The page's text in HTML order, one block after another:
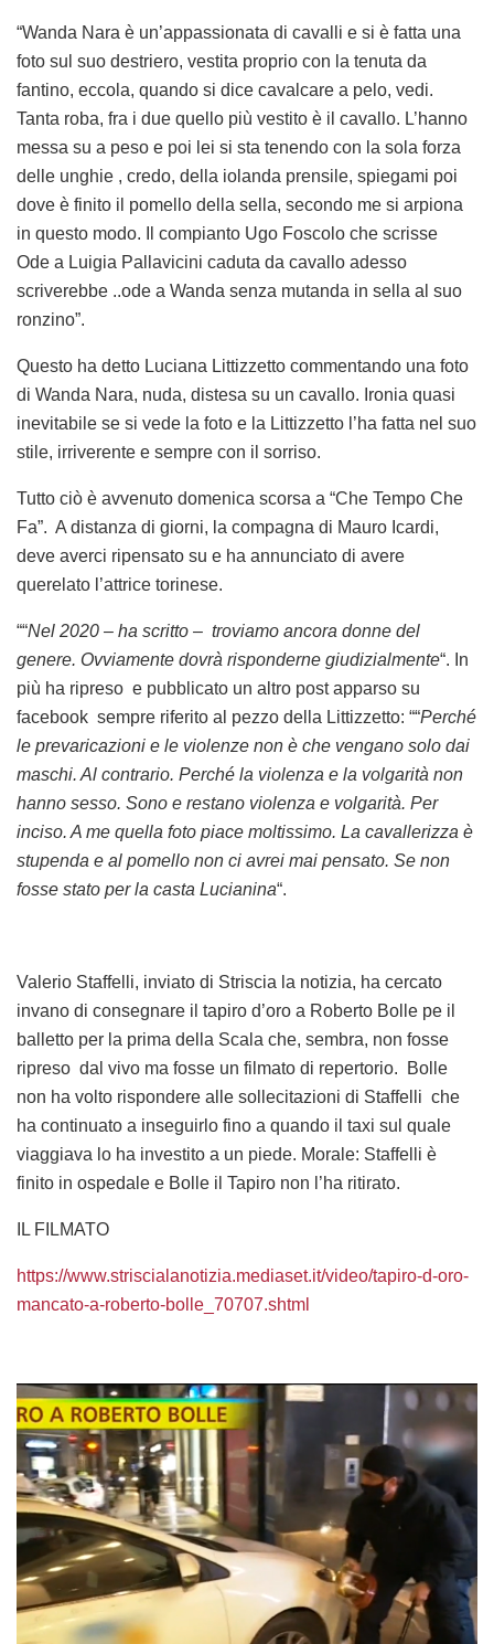
“Wanda Nara è un’appassionata di cavalli e si è fatta una
foto sul suo destriero, vestita proprio con la tenuta da
fantino, eccola, quando si dice cavalcare a pelo, vedi.
Tanta roba, fra i due quello più vestito è il cavallo. L’hanno
messa su a peso e poi lei si sta tenendo con la sola forza
delle unghie , credo, della iolanda prensile, spiegami poi
dove è finito il pomello della sella, secondo me si arpiona
in questo modo. Il compianto Ugo Foscolo che scrisse
Ode a Luigia Pallavicini caduta da cavallo adesso
scriverebbe ..ode a Wanda senza mutanda in sella al suo
ronzino”.
Questo ha detto Luciana Littizzetto commentando una foto
di Wanda Nara, nuda, distesa su un cavallo. Ironia quasi
inevitabile se si vede la foto e la Littizzetto l’ha fatta nel suo
stile, irriverente e sempre con il sorriso.
Tutto ciò è avvenuto domenica scorsa a “Che Tempo Che
Fa”. A distanza di giorni, la compagna di Mauro Icardi,
deve averci ripensato su e ha annunciato di avere
querelato l’attrice torinese.
““Nel 2020 – ha scritto – troviamo ancora donne del
genere. Ovviamente dovrà risponderne giudizialmente“. In
più ha ripreso e pubblicato un altro post apparso su
facebook sempre riferito al pezzo della Littizzetto: ““Perché
le prevaricazioni e le violenze non è che vengano solo dai
maschi. Al contrario. Perché la violenza e la volgarità non
hanno sesso. Sono e restano violenza e volgarità. Per
inciso. A me quella foto piace moltissimo. La cavallerizza è
stupenda e al pomello non ci avrei mai pensato. Se non
fosse stato per la casta Lucianina“.
Valerio Staffelli, inviato di Striscia la notizia, ha cercato
invano di consegnare il tapiro d’oro a Roberto Bolle pe il
balletto per la prima della Scala che, sembra, non fosse
ripreso dal vivo ma fosse un filmato di repertorio. Bolle
non ha volto rispondere alle sollecitazioni di Staffelli che
ha continuato a inseguirlo fino a quando il taxi sul quale
viaggiava lo ha investito a un piede. Morale: Staffelli è
finito in ospedale e Bolle il Tapiro non l’ha ritirato.
IL FILMATO
https://www.striscialanotizia.mediaset.it/video/tapiro-d-oro-
mancato-a-roberto-bolle_70707.shtml